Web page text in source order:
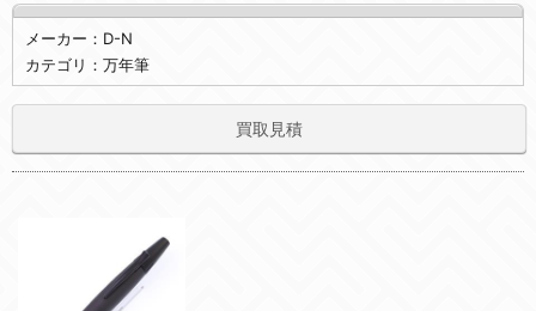
メーカー：D-N
カテゴリ：万年筆
買取見積